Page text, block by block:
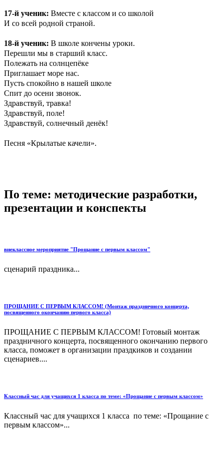
17-й ученик: Вместе с классом и со школой
И со всей родной страной.
18-й ученик: В школе кончены уроки.
Перешли мы в старший класс.
Полежать на солнцепёке
Приглашает море нас.
Пусть спокойно в нашей школе
Спит до осени звонок.
Здравствуй, травка!
Здравствуй, поле!
Здравствуй, солнечный денёк!
Песня «Крылатые качели».
По теме: методические разработки,
презентации и конспекты
внеклассное мероприятие "Прощание с первым классом"
сценарий праздника...
ПРОЩАНИЕ С ПЕРВЫМ КЛАССОМ! (Монтаж праздничного концерта,
посвященного окончанию первого класса)
ПРОЩАНИЕ С ПЕРВЫМ КЛАССОМ! Готовый монтаж
праздничного концерта, посвященного окончанию первого
класса, поможет в организации праздкиков и создании
сценариев....
Классный час для учащихся 1 класса по теме: «Прощание с первым классом»
Классный час для учащихся 1 класса по теме: «Прощание с
первым классом»...